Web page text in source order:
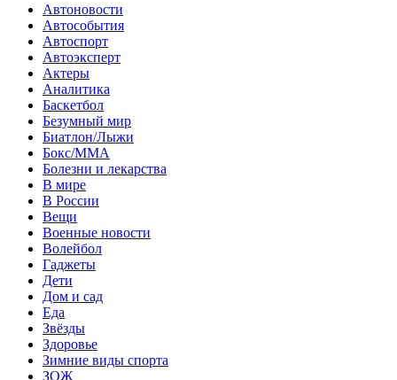
Автоновости
Автособытия
Автоспорт
Автоэксперт
Актеры
Аналитика
Баскетбол
Безумный мир
Биатлон/Лыжи
Бокс/MMA
Болезни и лекарства
В мире
В России
Вещи
Военные новости
Волейбол
Гаджеты
Дети
Дом и сад
Еда
Звёзды
Здоровье
Зимние виды спорта
ЗОЖ